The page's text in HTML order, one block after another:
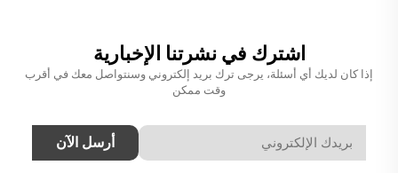
اشترك في نشرتنا الإخبارية
إذا كان لديك أي أسئلة، يرجى ترك بريد إلكتروني وسنتواصل معك في أقرب
وقت ممكن
أرسل الآن